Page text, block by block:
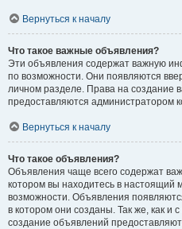
Вернуться к началу
Что такое важные объявления?
Эти объявления содержат важную
по возможности. Они появляются
личном разделе. Права на создание
предоставляются администратором
Вернуться к началу
Что такое объявления?
Объявления чаще всего содержат
котором вы находитесь в настоящий
возможности. Объявления
в котором они созданы. Так же, как
создание объявлений